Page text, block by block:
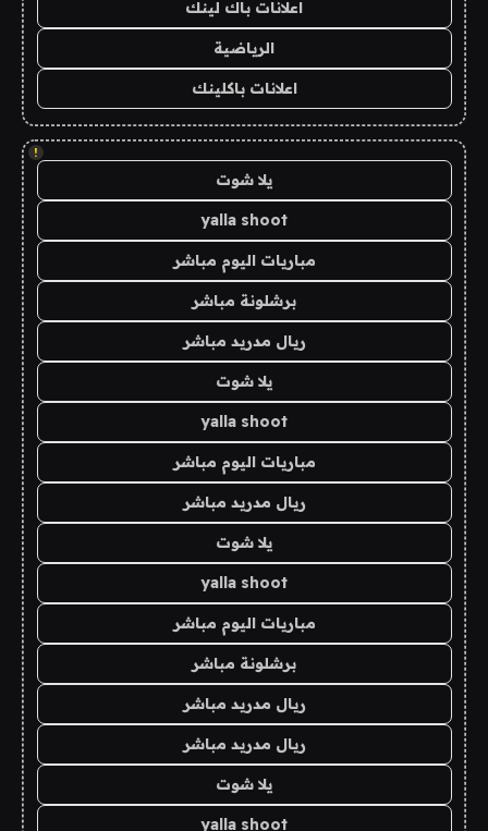
اعلانات باك لينك
الرياضية
اعلانات باكلينك
!
يلا شوت
yalla shoot
مباريات اليوم مباشر
برشلونة مباشر
ريال مدريد مباشر
يلا شوت
yalla shoot
مباريات اليوم مباشر
ريال مدريد مباشر
يلا شوت
yalla shoot
مباريات اليوم مباشر
برشلونة مباشر
ريال مدريد مباشر
ريال مدريد مباشر
يلا شوت
yalla shoot